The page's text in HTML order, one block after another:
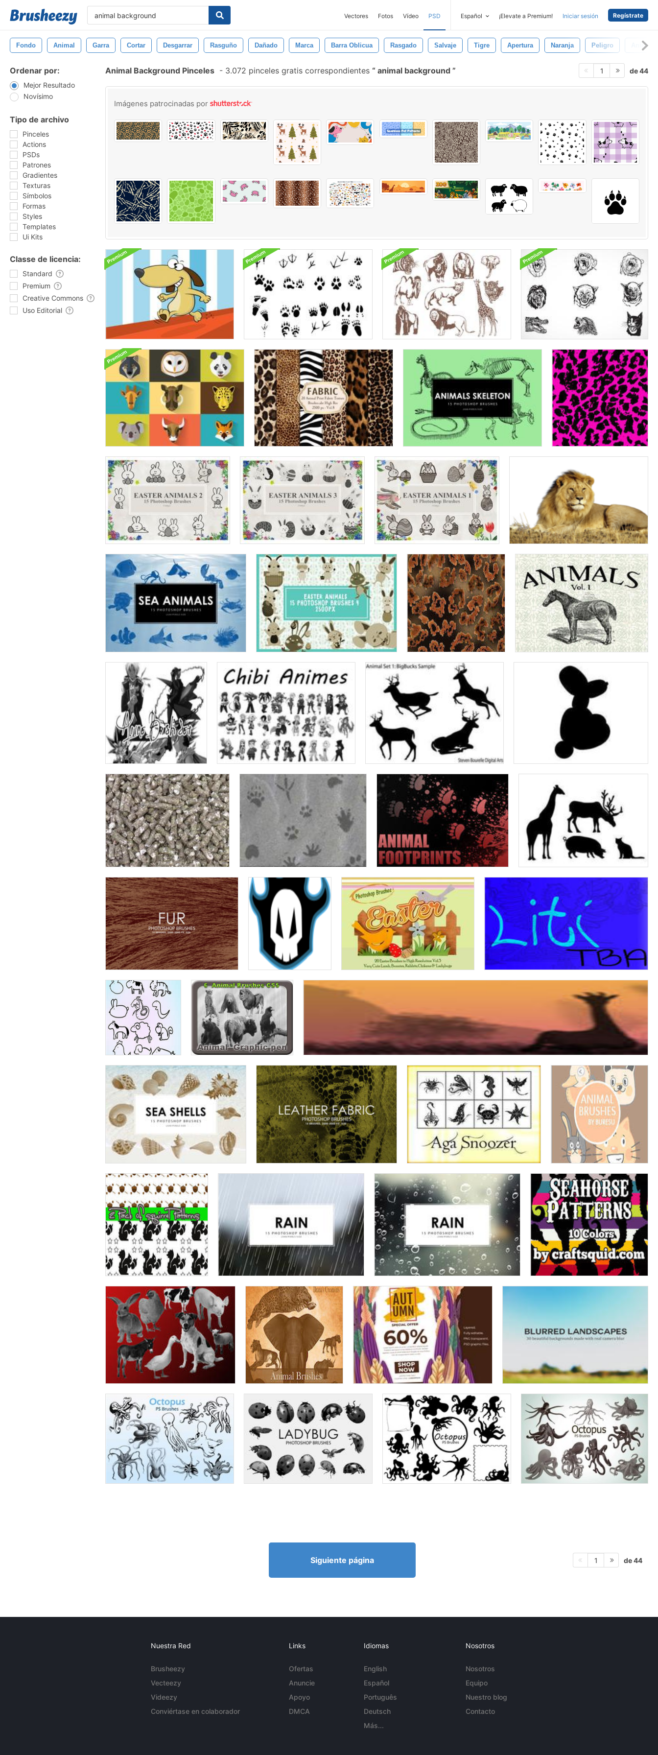
Vectores Fotos Vídeo PSD Español ¡Elevate a Premium! Iniciar sesión Regístrate
Fondo Animal Garra Cortar Desgarrar Rasguño Dañado Marca Barra Oblicua Rasgado Salvaje Tigre Apertura Naranja Peligro
Ordenar por:
Mejor Resultado
Novísimo
Tipo de archivo
Pinceles
Actions
PSDs
Patrones
Gradientes
Texturas
Símbolos
Formas
Styles
Templates
Ui Kits
Classe de licencia:
Standard
Premium
Creative Commons
Uso Editorial
Animal Background Pinceles - 3.072 pinceles gratis correspondientes animal background 1 de 44
Imágenes patrocinadas por
Siguiente página 1 de 44
Nuestra Red
Brusheezy
Vecteezy
Videezy
Conviértase en colaborador
Links
Ofertas
Anuncie
Apoyo
DMCA
Idiomas
English
Español
Português
Deutsch
Más...
Nosotros
Nosotros
Equipo
Nuestro blog
Contacto